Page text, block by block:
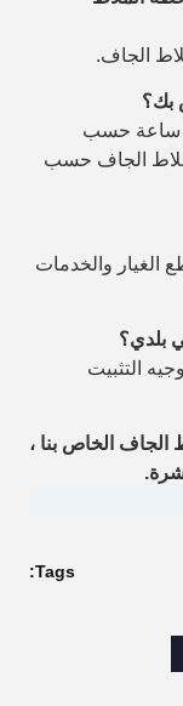
جاف بسعة 3-30 طن / ساعة حسب
الجاف حسب
الغيار والخدمات
التثبيت
الجاف الخاص بنا ،
Tags: